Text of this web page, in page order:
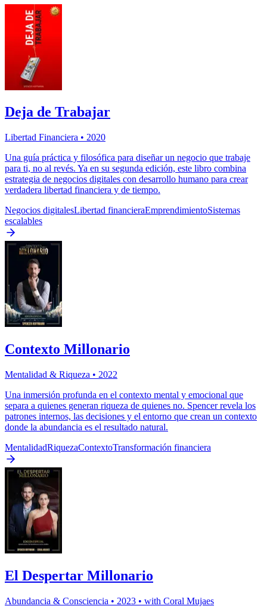
Deja de Trabajar
Libertad Financiera • 2020
Una guía práctica y filosófica para diseñar un negocio que trabaje
para ti, no al revés. Ya en su segunda edición, este libro combina
estrategia de negocios digitales con desarrollo humano para crear
verdadera libertad financiera y de tiempo.
Negocios digitalesLibertad financieraEmprendimientoSistemas
escalables
Contexto Millonario
Mentalidad & Riqueza • 2022
Una inmersión profunda en el contexto mental y emocional que
separa a quienes generan riqueza de quienes no. Spencer revela los
patrones internos, las decisiones y el entorno que crean un contexto
donde la abundancia es el resultado natural.
MentalidadRiquezaContextoTransformación financiera
El Despertar Millonario
Abundancia & Consciencia • 2023 • with Coral Mujaes